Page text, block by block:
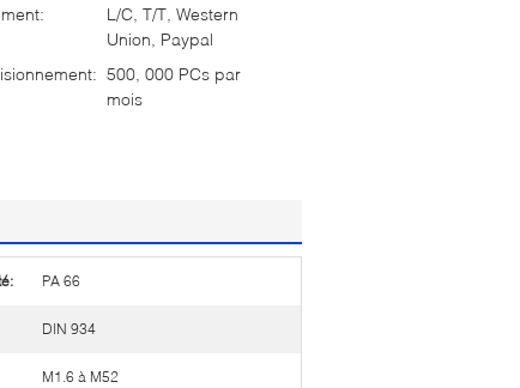
L/C, T/T, Western
Union, Paypal
500, 000 PCs par
mois
PA 66
DIN 934
M1.6 à M52